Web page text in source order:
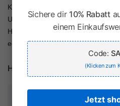
Knöpfen in Hornoptik geschlossen
Umschlagen. Auf Höhe der linken
Hirschstickerei auf der Brusttasche,
edel wirkt.
Herstellerinformationen
Zahlung & Sicherheit
Sichere dir 10% Rabatt
einem
Code:
(Klicken zum
Jetzt